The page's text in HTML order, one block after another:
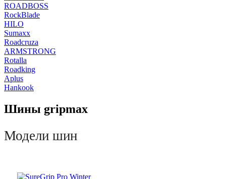
ROADBOSS
RockBlade
HILO
Sumaxx
Roadcruza
ARMSTRONG
Rotalla
Roadking
Aplus
Hankook
Шины gripmax
Модели шин